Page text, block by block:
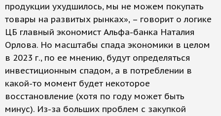
продукции ухудшилось, мы не можем покупать
товары на развитых рынках», – говорит о логике
ЦБ главный экономист Альфа-банка Наталия
Орлова. Но масштабы спада экономики в целом
в 2023 г., по ее мнению, будут определяться
инвестиционным спадом, а в потреблении в
какой-то момент будет некоторое
восстановление (хотя по году может быть
минус). Из-за больших проблем с закупкой